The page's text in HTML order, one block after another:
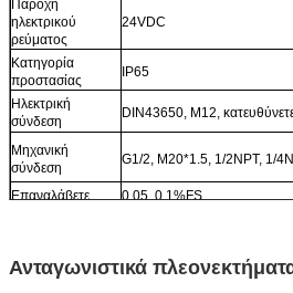
Παροχή
ηλεκτρικού
ρεύματος
24VDC
Κατηγορία
προστασίας
IP65
Ηλεκτρική
σύνδεση
DIN43650, M12,
Μηχανική
σύνδεση
G1/2, M20*1.5, 1/2NPT, 1/
Επαναλάβετε
0,05, 0.1%FS
Ανταγωνιστικά